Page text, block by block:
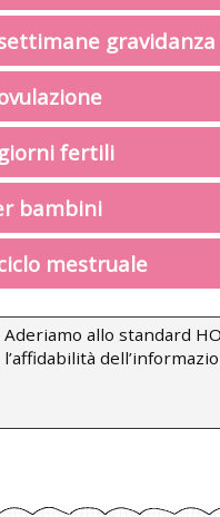
gravidanza
fertili
bambini
mestruale
Aderiamo allo standard
l’affidabilità